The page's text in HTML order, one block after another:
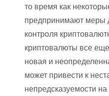
то время как
предпринимают меры
контроля
криптовалюты все
новая и
может привести к
непредсказуемости